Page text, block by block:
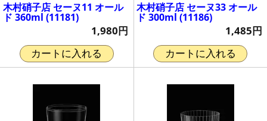
木村硝子店 セーヌ11 オール
ド 360ml (11181)
1,980円
カートに入れる
木村硝子店 セーヌ33 オール
ド 300ml (11186)
1,485円
カートに入れる